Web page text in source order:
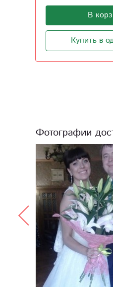
В
Купить в
Фотографии